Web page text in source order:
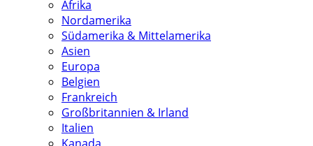
Afrika
Nordamerika
Südamerika & Mittelamerika
Asien
Europa
Belgien
Frankreich
Großbritannien & Irland
Italien